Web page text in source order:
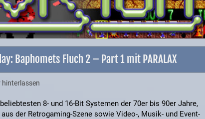
Baphomets Fluch 2 – Part 1 mit PARALAX
8- und 16-Bit Systemen der 70er bis 90er Jahre,
der Retrogaming-Szene sowie Video-, Musik- und Event-